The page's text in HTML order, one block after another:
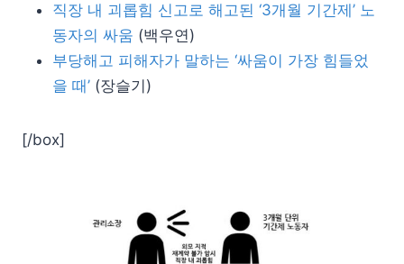
직장 내 괴롭힘 신고로 해고된 ‘3개월 기간제’ 노
동자의 싸움 (백우연)
부당해고 피해자가 말하는 ‘싸움이 가장 힘들었
을 때’ (장슬기)
[/box]